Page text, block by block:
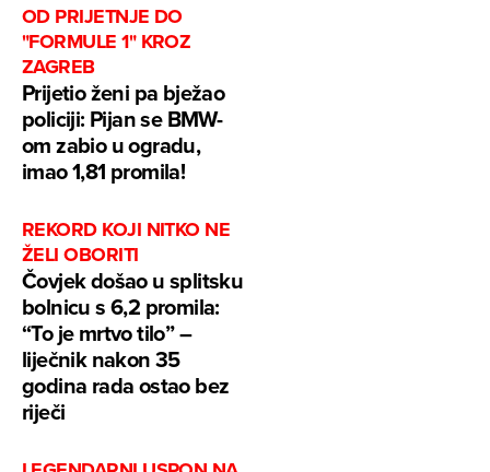
OD PRIJETNJE DO
"FORMULE 1" KROZ
ZAGREB
Prijetio ženi pa bježao
policiji: Pijan se BMW-
om zabio u ogradu,
imao 1,81 promila!
REKORD KOJI NITKO NE
ŽELI OBORITI
Čovjek došao u splitsku
bolnicu s 6,2 promila:
“To je mrtvo tilo” –
liječnik nakon 35
godina rada ostao bez
riječi